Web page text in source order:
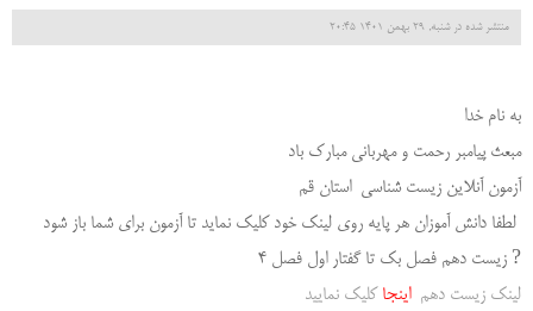
منتشر شده در شنبه, 29 بهمن 1401 20:45
به نام خدا
مبعث پیامبر رحمت و مهربانی مبارک باد
آزمون آنلاین زیست شناسی استان قم
لطفا دانش آموزان هر پایه روی لینک خود کلیک نماید تا آزمون برای شما باز شود
? زیست دهم فصل بک تا گفتار اول فصل ۴
لینک زیست دهماینجا کلیک نمایید